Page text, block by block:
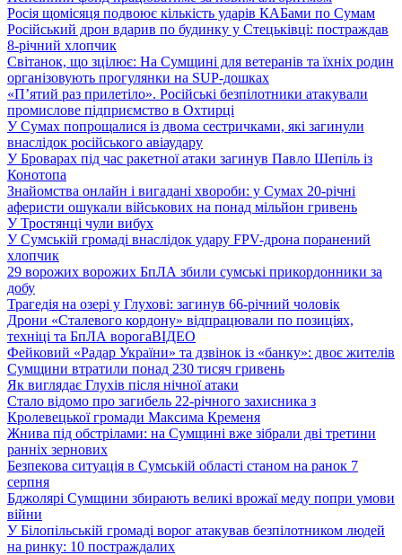
Росія щомісяця подвоює кількість ударів КАБами по Сумам
Російський дрон вдарив по будинку у Стецьківці: постраждав
8-річний хлопчик
Світанок, що зцілює: На Сумщині для ветеранів та їхніх родин
організовують прогулянки на SUP-дошках
«П’ятий раз прилетіло». Російські безпілотники атакували
промислове підприємство в Охтирці
У Сумах попрощалися із двома сестричками, які загинули
внаслідок російського авіаудару
У Броварах під час ракетної атаки загинув Павло Шепіль із
Конотопа
Знайомства онлайн і вигадані хвороби: у Сумах 20-річні
аферисти ошукали військових на понад мільйон гривень
У Тростянці чули вибух
У Сумській громаді внаслідок удару FPV-дрона поранений
хлопчик
29 ворожих ворожих БпЛА збили сумські прикордонники за
добу
Трагедія на озері у Глухові: загинув 66-річний чоловік
Дрони «Сталевого кордону» відпрацювали по позиціях,
техніці та БпЛА ворогаВІДЕО
Фейковий «Радар України» та дзвінок із «банку»: двоє жителів
Сумщини втратили понад 230 тисяч гривень
Як виглядає Глухів після нічної атаки
Стало відомо про загибель 22-річного захисника з
Кролевецької громади Максима Кременя
Жнива під обстрілами: на Сумщині вже зібрали дві третини
ранніх зернових
Безпекова ситуація в Сумській області станом на ранок 7
серпня
Бджолярі Сумщини збирають великі врожаї меду попри умови
війни
У Білопільській громаді ворог атакував безпілотником людей
на ринку: 10 постраждалих